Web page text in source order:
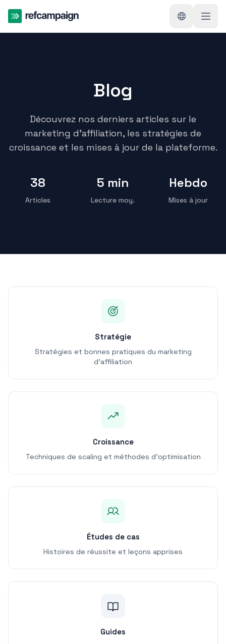
Blog
Découvrez nos derniers articles sur le
marketing d'affiliation, les stratégies de
croissance et les mises à jour de la plateforme.
38
Articles
5 min
Lecture moy.
Hebdo
Mises à jour
Stratégie
Stratégies et bonnes pratiques du marketing
d'affiliation
Croissance
Techniques de scaling et méthodes d'optimisation
Études de cas
Histoires de réussite et leçons apprises
Guides